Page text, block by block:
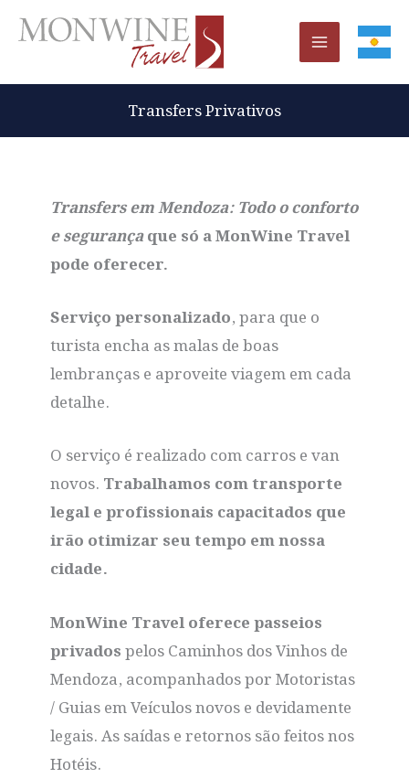
Transfers Privativos
Transfers em Mendoza: Todo o conforto
e segurançaque só a MonWine Travel
pode oferecer.
Serviço personalizado, para que o
turista encha as malas de boas
lembranças e aproveite viagem em cada
detalhe.
O serviço é realizado com carros e van
novos.Trabalhamos com transporte
legal e profissionais capacitados que
irão otimizar seu tempo em nossa
cidade.
MonWine Travel oferece passeios
privadospelos Caminhos dos Vinhos de
Mendoza, acompanhados por Motoristas
/ Guias em Veículos novos e devidamente
legais. As saídas e retornos são feitos nos
Hotéis.